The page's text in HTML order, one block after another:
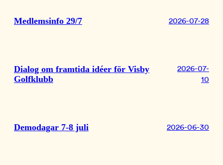
Medlemsinfo 29/7 2026-07-28
Dialog om framtida idéer för Visby
Golfklubb
2026-07-
10
Demodagar 7-8 juli 2026-06-30